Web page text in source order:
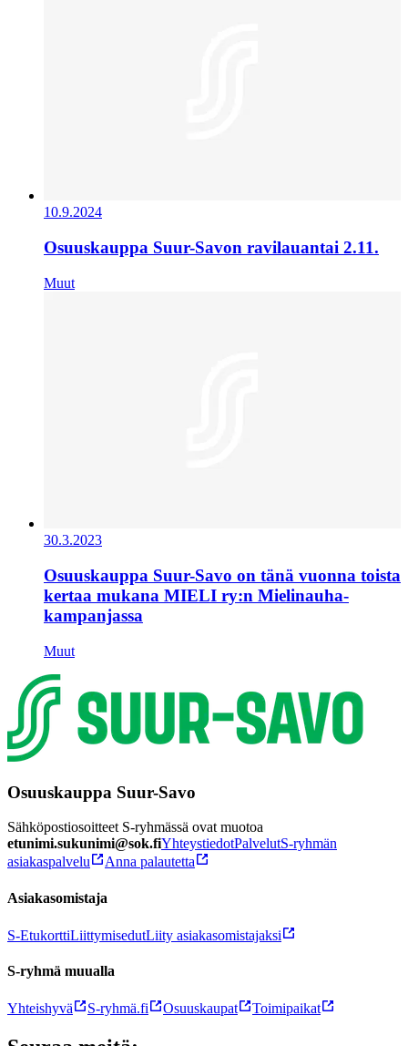
10.9.2024
Osuuskauppa Suur-Savon ravilauantai 2.11.
Muut
30.3.2023
Osuuskauppa Suur-Savo on tänä vuonna toista
kertaa mukana MIELI ry:n Mielinauha-
kampanjassa
Muut
Osuuskauppa Suur-Savo
Sähköpostiosoitteet S-ryhmässä ovat muotoa
etunimi.sukunimi@sok.fiYhteystiedotPalvelutS-ryhmän
asiakaspalvelu
Anna palautetta
Asiakasomistaja
S-EtukorttiLiittymisedutLiity asiakasomistajaksi
S-ryhmä muualla
Yhteishyvä S-ryhmä.fi Osuuskaupat Toimipaikat